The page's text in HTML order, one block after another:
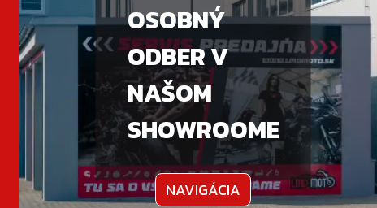
OSOBNÝ
ODBER V
NAŠOM
SHOWROOME
NAVIGÁCIA